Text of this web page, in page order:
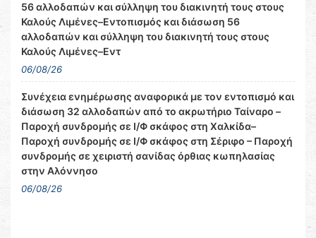
56 αλλοδαπών και σύλληψη του διακινητή τους στους
Καλούς Λιμένες–Εντοπισμός και διάσωση 56
αλλοδαπών και σύλληψη του διακινητή τους στους
Καλούς Λιμένες–Εντ
06/08/26
Συνέχεια ενημέρωσης αναφορικά με τον εντοπισμό και
διάσωση 32 αλλοδαπών από το ακρωτήριο Ταίναρο –
Παροχή συνδρομής σε Ι/Φ σκάφος στη Χαλκίδα–
Παροχή συνδρομής σε Ι/Φ σκάφος στη Σέριφο – Παροχή
συνδρομής σε χειριστή σανίδας όρθιας κωπηλασίας
στην Αλόννησο
06/08/26